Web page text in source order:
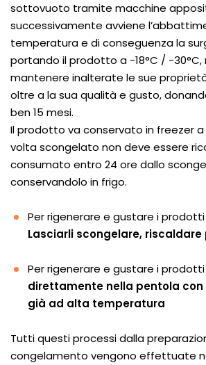
sottovuoto tramite macchine
successivamente avviene
temperatura e di conseguenza la
portando il prodotto a -18°C / -30°C,
mantenere inalterate le sue
oltre a la sua qualità e gusto,
ben 15 mesi.
Il prodotto va conservato in freezer a
volta scongelato non deve essere
consumato entro 24 ore dallo
conservandolo in frigo.
Per rigenerare e gustare i
Lasciarli scongelare, riscaldare
Per rigenerare e gustare i
direttamente nella pentola con
già ad alta temperatura
Tutti questi processi dalla
congelamento vengono effettuate